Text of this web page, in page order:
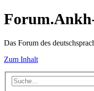
Das Forum des
Zum Inhalt